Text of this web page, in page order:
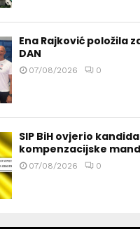
Ena Rajković položila
DAN
07/08/2026 0
SIP BiH ovjerio
kompenzacijske
07/08/2026 0